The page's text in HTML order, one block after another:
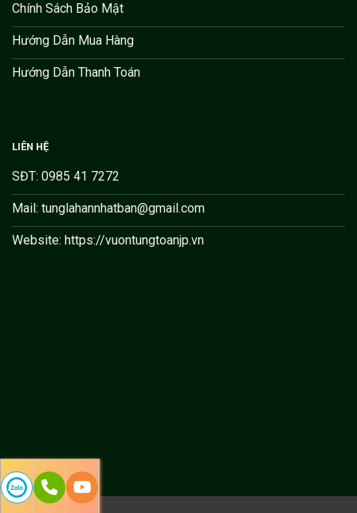
Chính Sách Bảo Mật
Hướng Dẫn Mua Hàng
Hướng Dẫn Thanh Toán
LIÊN HỆ
SĐT: 0985 41 7272
Mail: tunglahannhatban@gmail.com
Website: https://vuontungtoanjp.vn